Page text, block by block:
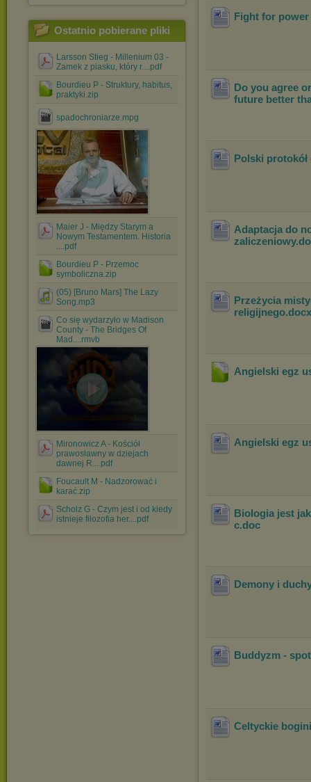
Ostatnio pobierane pliki
Larsson Stieg - Millenium 03 -
Zamek z piasku, który r....pdf
Bourdieu P - Struktury, habitus,
praktyki.zip
spadochroniarze.mpg
Maier J - Między Starym a
Nowym Testamentem. Historia
....pdf
Bourdieu P - Przemoc
symboliczna.zip
(05) [Bruno Mars] The Lazy
Song.mp3
Co się wydarzyło w Madison
County - The Bridges Of
Mad....rmvb
Mironowicz A - Kościół
prawosławny w dziejach
dawnej R....pdf
Foucault M - Nadzorować i
karać.zip
Scholz G - Czym jest i od kiedy
istnieje filozofia her....pdf
Fight for
Do you agree
future better
Polski
Adaptacja do
zaliczeniowy
Przeżycia
religijnego
Angielski egz
Angielski egz
Biologia jest
c.doc
Demony i
Buddyzm -
Celtyckie